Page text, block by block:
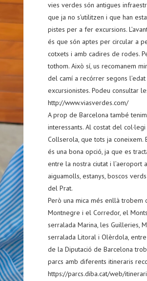
vies verdes són antigues
que ja no s’utilitzen i que han
pistes per a fer excursions.
és que són aptes per circular a
cotxets i amb cadires de rodes.
tothom. Això sí, us recomanem
del camí a recórrer segons
excursionistes. Podeu consultar
http://www.viasverdes.com/
A prop de Barcelona també
interessants. Al costat del
Collserola, que tots ja
és una bona opció, ja que es
entre la nostra ciutat i l’aeroport
aiguamolls, estanys, boscos
del Prat.
Però una mica més enllà trobem
Montnegre i el Corredor, el
serralada Marina, les Guilleries,
serralada Litoral i Olèrdola, entre
de la Diputació de Barcelona
parcs amb diferents itineraris
https://parcs.diba.cat/web/